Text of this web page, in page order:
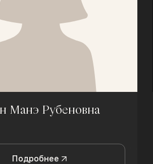
Манэ Рубеновна
Подробнее